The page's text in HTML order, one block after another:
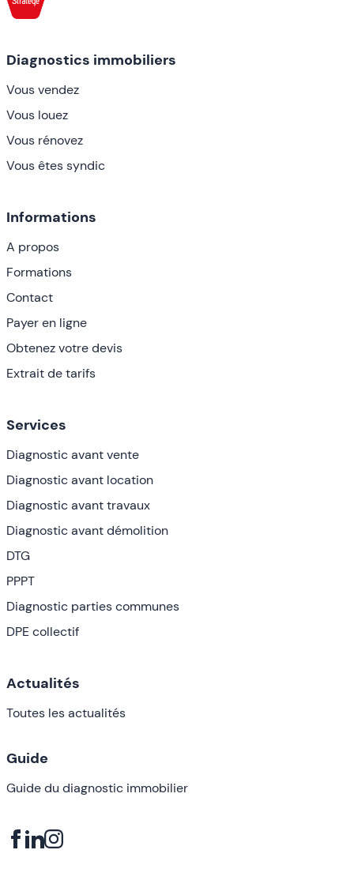
Diagnostics immobiliers
Vous vendez
Vous louez
Vous rénovez
Vous êtes syndic
Informations
A propos
Formations
Contact
Payer en ligne
Obtenez votre devis
Extrait de tarifs
Services
Diagnostic avant vente
Diagnostic avant location
Diagnostic avant travaux
Diagnostic avant démolition
DTG
PPPT
Diagnostic parties communes
DPE collectif
Actualités
Toutes les actualités
Guide
Guide du diagnostic immobilier